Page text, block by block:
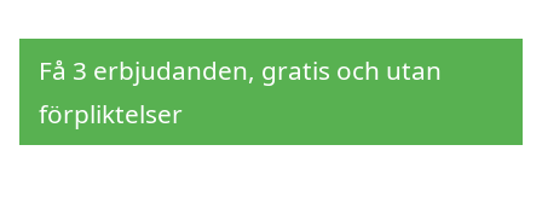
Få 3 erbjudanden, gratis och utan
förpliktelser